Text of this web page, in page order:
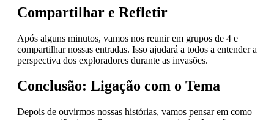
Compartilhar e Refletir
Após alguns minutos, vamos nos reunir em grupos de 4 e
compartilhar nossas entradas. Isso ajudará a todos a entender a
perspectiva dos exploradores durante as invasões.
Conclusão: Ligação com o Tema
Depois de ouvirmos nossas histórias, vamos pensar em como